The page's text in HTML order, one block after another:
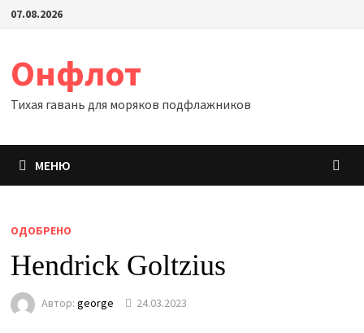
Перейти
07.08.2026
Онфлот
Тихая гавань для моряков подфлажников
МЕНЮ
ОДОБРЕНО
Hendrick Goltzius
Автор: george 24.03.2023